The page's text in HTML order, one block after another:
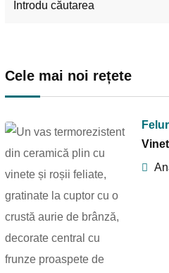
Cele mai noi rețete